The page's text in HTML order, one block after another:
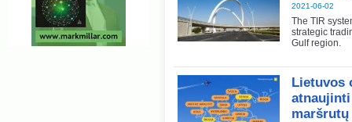
2021-06-02
The TIR
strategic
Gulf region.
Lietuvos
maršrutų